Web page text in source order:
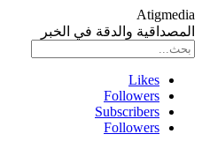
Atigmedia
المصداقية والدقة في الخبر
Likes
Followers
Subscribers
Followers